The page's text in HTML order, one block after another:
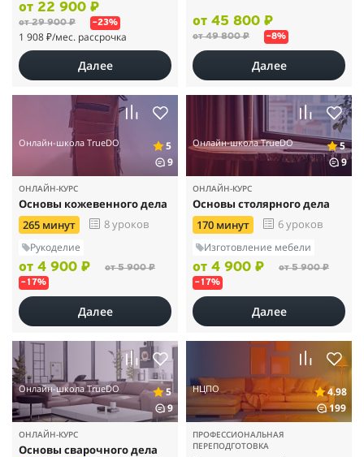
от 22 900 ₽
от 29 900 ₽ –23%
1 908 ₽/мес. рассрочка
Далее
от 45 800 ₽
от 49 800 ₽ –8%
Далее
Онлайн-школа TrueDO
5
9
ОНЛАЙН-КУРС
Основы кожевенного дела
265 минут
8 уроков
Рукоделие
от 4 900 ₽ от 5 900 ₽
–17%
Далее
Онлайн-школа TrueDO
5
9
ОНЛАЙН-КУРС
Основы столярного дела
170 минут
6 уроков
Изготовление мебели
от 4 900 ₽ от 5 900 ₽
–17%
Далее
Онлайн-школа TrueDO
5
9
ОНЛАЙН-КУРС
Основы сварочного дела
НЦПО
4.98
199
ПРОФЕССИОНАЛЬНАЯ
ПЕРЕПОДГОТОВКА